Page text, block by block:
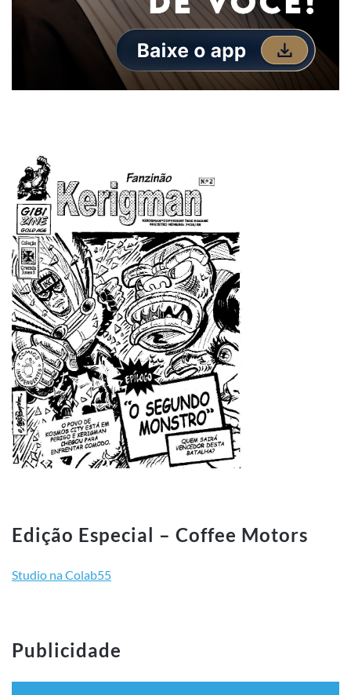
Edição Especial – Coffee Motors
Studio na Colab55
Publicidade